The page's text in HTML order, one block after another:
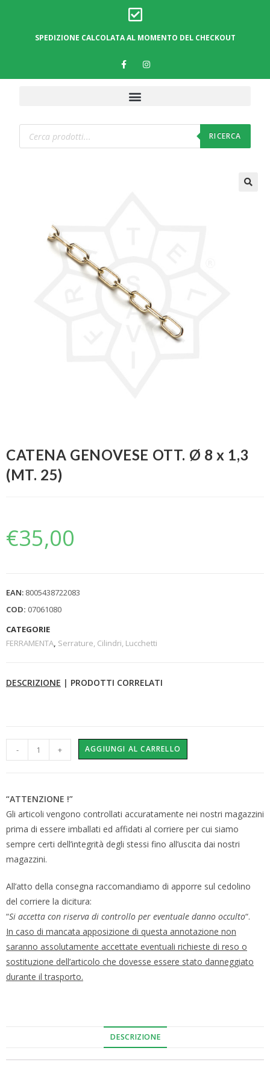
SPEDIZIONE CALCOLATA AL MOMENTO DEL CHECKOUT
RICERCA
CATENA GENOVESE OTT. Ø 8 x 1,3
(MT. 25)
€35,00
EAN: 8005438722083
COD: 07061080
CATEGORIE
FERRAMENTA, Serrature, Cilindri, Lucchetti
DESCRIZIONE | PRODOTTI CORRELATI
- + AGGIUNGI AL CARRELLO
“ATTENZIONE !”
Gli articoli vengono controllati accuratamente nei nostri magazzini
prima di essere imballati ed affidati al corriere per cui siamo
sempre certi dell’integrità degli stessi fino all’uscita dai nostri
magazzini.
All’atto della consegna raccomandiamo di apporre sul cedolino
del corriere la dicitura:
“Si accetta con riserva di controllo per eventuale danno occulto“.
In caso di mancata apposizione di questa annotazione non
saranno assolutamente accettate eventuali richieste di reso o
sostituzione dell’articolo che dovesse essere stato danneggiato
durante il trasporto.
DESCRIZIONE